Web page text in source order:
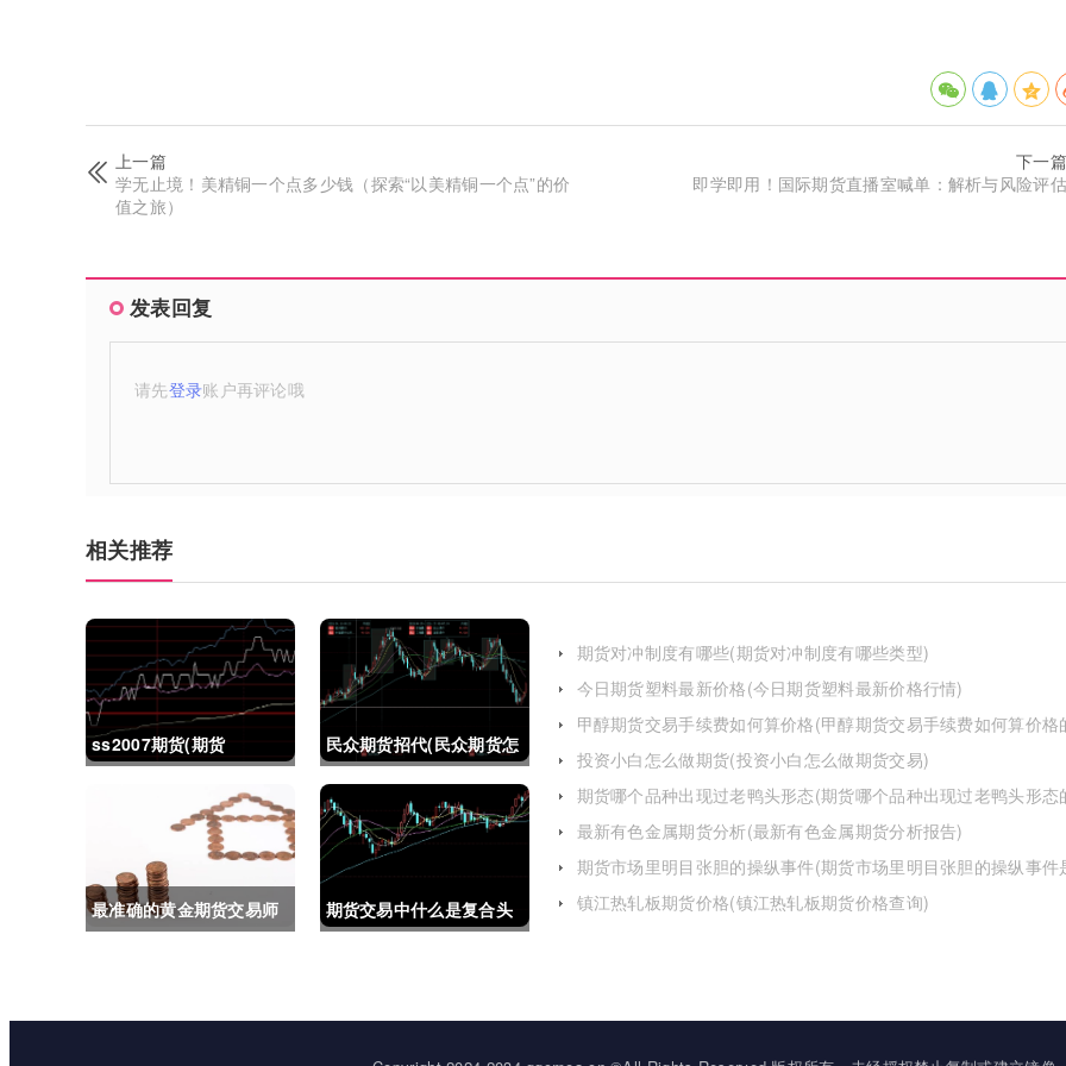
上一篇
学无止境！美精铜一个点多少钱（探索“以美精铜一个点”的价
值之旅）
下一篇
即学即用！国际期货直播室喊单：解析与风险评估
发表回复
请先登录账户再评论哦
相关推荐
ss2007期货(期货
民众期货招代(民众期货怎
么了)
最准确的黄金期货交易师
期货交易中什么是复合头
期货对冲制度有哪些(期货对冲制度有哪些类型)
今日期货塑料最新价格(今日期货塑料最新价格行情)
甲醇期货交易手续费如何算价格(甲醇期货交易手续费如何算价格
投资小白怎么做期货(投资小白怎么做期货交易)
期货哪个品种出现过老鸭头形态(期货哪个品种出现过老鸭头形态
化)
最新有色金属期货分析(最新有色金属期货分析报告)
期货市场里明目张胆的操纵事件(期货市场里明目张胆的操纵事件
镇江热轧板期货价格(镇江热轧板期货价格查询)